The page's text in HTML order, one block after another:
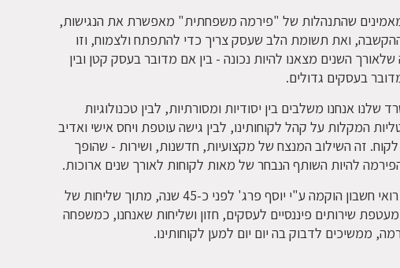
שהתנהלות של "פירמה משפחתית" מאפשרת את הנגישות,
ואת תשומת הלב שעסק צריך כדי להתפתח ולצמוח, וזו
שלאורך השנים מצאנו להיות נכונה - בין אם מדובר בעסק קטן ובין
בעסקים גדולים.
שלנו אנחנו משלבים בין יסודיות ומסורתיות, לבין טכנולוגיות
המקלות על קהל לקוחותינו, לבין גישה עוטפת ויחס אישי ואדיב
זה השילוב המנצח של מקצועיות, חדשנות, ושירות - שהופך
להיות השותף הנבחר של מאות לקוחות לאורך שנים ארוכות.
יוסף רואי חשבון הוקמה ע"י יוסף פרג' לפני כ-45 שנה, מתוך שליחות של
שירותים פיננסיים לעסקים, חזון ושליחות שאנחנו, כמשפחה
ממשיכים לדבוק בה יום יום למען לקוחותינו.